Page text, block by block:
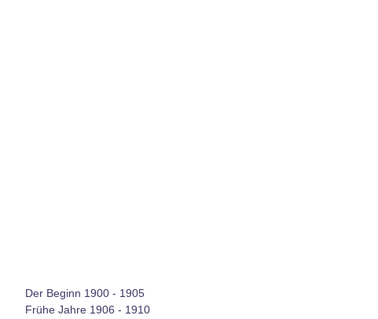
Der Beginn 1900 - 1905
Frühe Jahre 1906 - 1910